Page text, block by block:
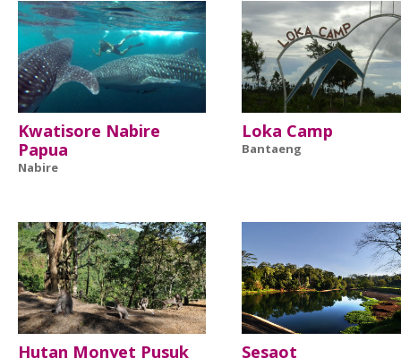
Kwatisore Nabire
Papua
Nabire
Loka Camp
Bantaeng
Hutan Monyet Pusuk Sesaot